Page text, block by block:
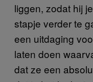
liggen, zodat hij
stapje verder te
een uitdaging
laten doen
dat ze een